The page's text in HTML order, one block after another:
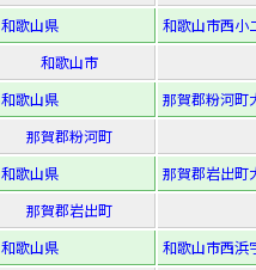
和歌山県
和歌山市西小
和歌山市
和歌山県
那賀郡粉河町
那賀郡粉河町
和歌山県
那賀郡岩出町
那賀郡岩出町
和歌山県
和歌山市西浜